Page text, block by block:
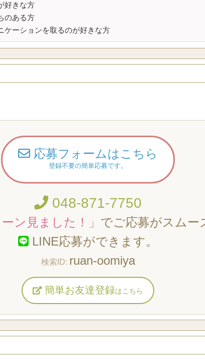
好きな方
のある方
ケーションを取るのが好きな方
応募フォームはこちら
登録不要の簡単応募です。
048-871-7750
ン見ました！」 でご応募がスムー
LINE応募ができます。
ruan-oomiya
簡単お友達登録はこちら